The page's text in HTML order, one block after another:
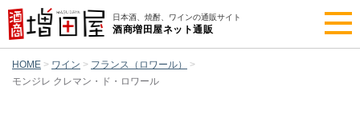
日本酒、焼酎、ワインの通販サイト
酒商増田屋ネット通販
HOME ワイン
フランス（ロワール）
モンジレ クレマン・ド・ロワール